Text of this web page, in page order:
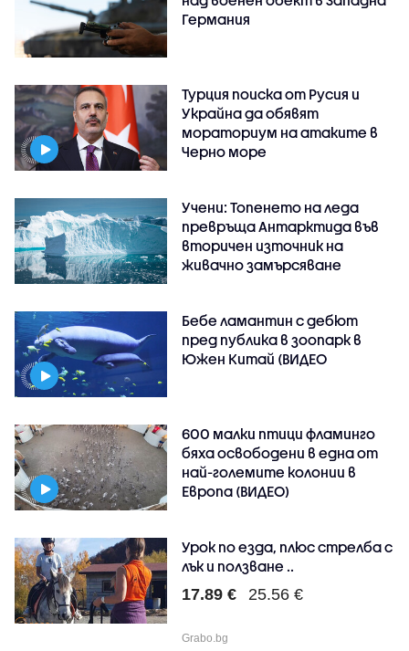
Германия
Турция поиска от Русия и
Украйна да обявят
мораториум на атаките в
Черно море
Учени: Топенето на леда
превръща Антарктида във
вторичен източник на
живачно замърсяване
Бебе ламантин с дебют
пред публика в зоопарк в
Южен Китай (ВИДЕО
600 малки птици фламинго
бяха освободени в една от
най-големите колонии в
Европа (ВИДЕО)
Урок по езда, плюс стрелба с
лък и ползване ..
17.89 € 25.56 €
Grabo.bg